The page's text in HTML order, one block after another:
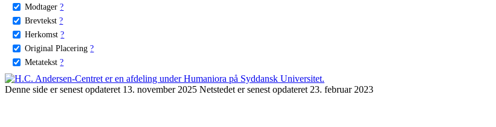
Modtager ?
Brevtekst ?
Herkomst ?
Original Placering ?
Metatekst ?
Denne side er senest opdateret 13. november 2025 Netstedet er senest opdateret 23. februar 2023